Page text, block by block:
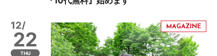
12/
22
THU